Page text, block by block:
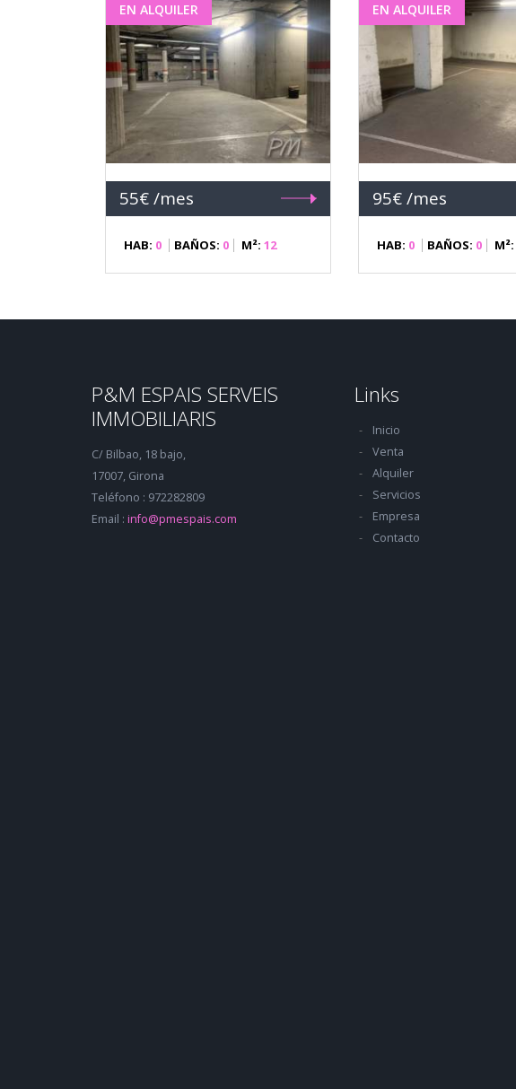
EN ALQUILER
55€ /mes
HAB: 0 BAÑOS: 0 M²: 12
EN ALQUILER
95€ /mes
HAB: 0 BAÑOS: 0 M²:
P&M ESPAIS SERVEIS
IMMOBILIARIS
C/ Bilbao, 18 bajo,
17007, Girona
Teléfono : 972282809
Email : info@pmespais.com
Links
Inicio
Venta
Alquiler
Servicios
Empresa
Contacto